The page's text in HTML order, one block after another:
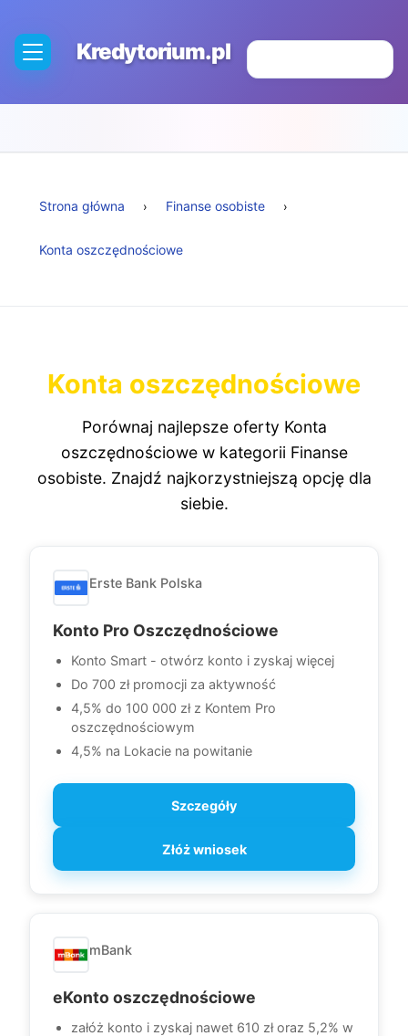
Kredytorium.pl
Strona główna Finanse osobiste
Konta oszczędnościowe
Konta oszczędnościowe
Porównaj najlepsze oferty Konta
oszczędnościowe w kategorii Finanse
osobiste. Znajdź najkorzystniejszą opcję dla
siebie.
Erste Bank Polska
Konto Pro Oszczędnościowe
Konto Smart - otwórz konto i zyskaj więcej
Do 700 zł promocji za aktywność
4,5% do 100 000 zł z Kontem Pro
oszczędnościowym
4,5% na Lokacie na powitanie
Szczegóły
Złóż wniosek
mBank
eKonto oszczędnościowe
załóż konto i zyskaj nawet 610 zł oraz 5,2% w